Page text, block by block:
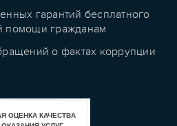
гарантий бесплатного
помощи гражданам
о фактах коррупции